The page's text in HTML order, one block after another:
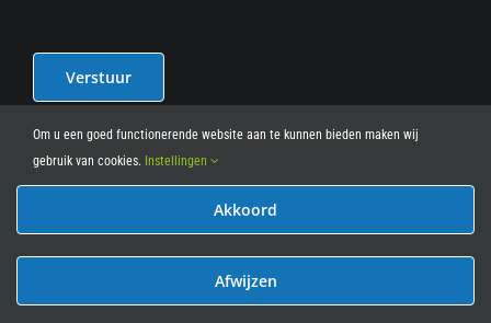
Verstuur
© 2012 - 2026• Leasy Bike • All Rights Reserved • powered
Om u een goed functionerende website aan te kunnen bieden maken wij
gebruik van cookies. Instellingen
Akkoord
Afwijzen